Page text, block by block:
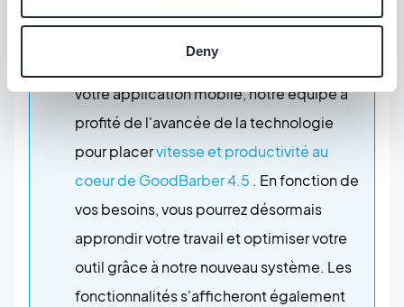
Deny
un développement plus appronfondi de
votre application mobile, notre équipe a
profité de l'avancée de la technologie
pour placervitesse et productivité au
coeur de GoodBarber 4.5 . En fonction de
vos besoins, vous pourrez désormais
approndir votre travail et optimiser votre
outil grâce à notre nouveau système. Les
fonctionnalités s'afficheront également